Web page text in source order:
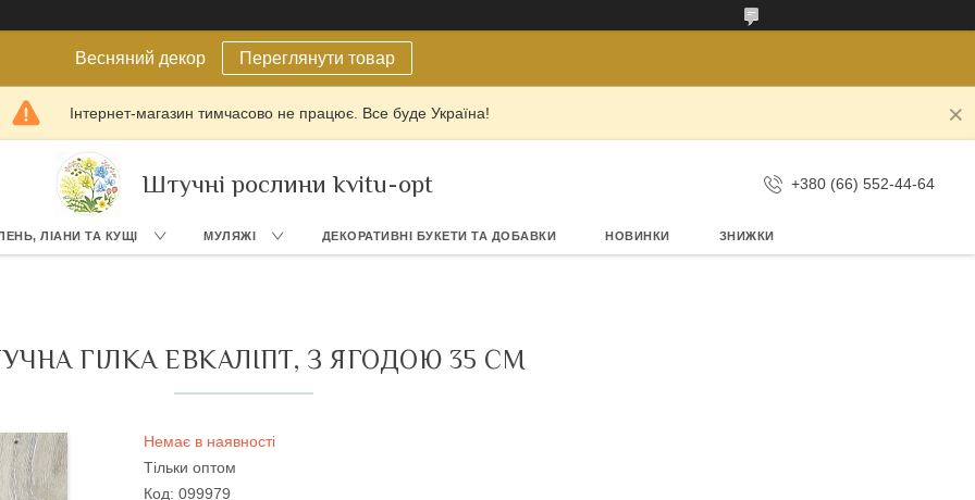
Весняний декор Переглянути товар
Інтернет-магазин тимчасово не працює. Все буде Україна!
Штучні рослини kvitu-opt +380 (66) 552-44-64
ЛІАНИ ТА КУЩІ МУЛЯЖІ ДЕКОРАТИВНІ БУКЕТИ ТА ДОБАВКИ НОВИНКИ ЗНИЖКИ
ГІЛКА ЕВКАЛІПТ, З ЯГОДОЮ 35 СМ
Немає в наявності
Тільки оптом
Код: 099979